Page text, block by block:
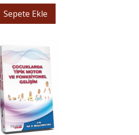
Sepete Ekle